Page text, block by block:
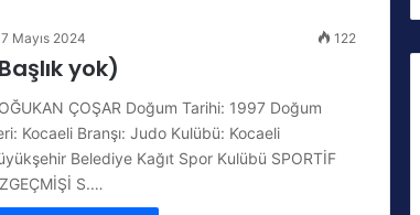
7 Mayıs 2024 122
yok)
ÇOŞAR Doğum Tarihi: 1997 Doğum
Kocaeli Branşı: Judo Kulübü: Kocaeli
Belediye Kağıt Spor Kulübü SPORTİF
S.…